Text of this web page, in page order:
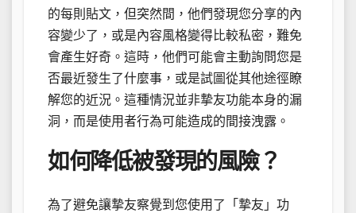
的每則貼文，但突然間，他們發現您分享的內
容變少了，或是內容風格變得比較私密，難免
會產生好奇。這時，他們可能會主動詢問您是
否最近發生了什麼事，或是試圖從其他途徑瞭
解您的近況。這種情況並非摯友功能本身的漏
洞，而是使用者行為可能造成的間接洩露。
如何降低被發現的風險？
為了避免讓摯友察覺到您使用了「摯友」功